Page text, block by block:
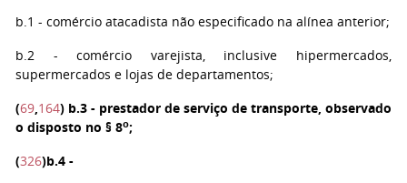
b.1 - comércio atacadista não especificado na alínea anterior;
b.2 - comércio varejista, inclusive hipermercados,
supermercados e lojas de departamentos;
(69,164) b.3 - prestador de serviço de transporte, observado
o disposto no § 8o;
(326)b.4 -